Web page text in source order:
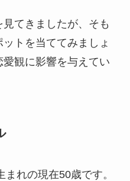
てきましたが、そも
トを当ててみましょ
観に影響を与えてい
れの現在50歳です。